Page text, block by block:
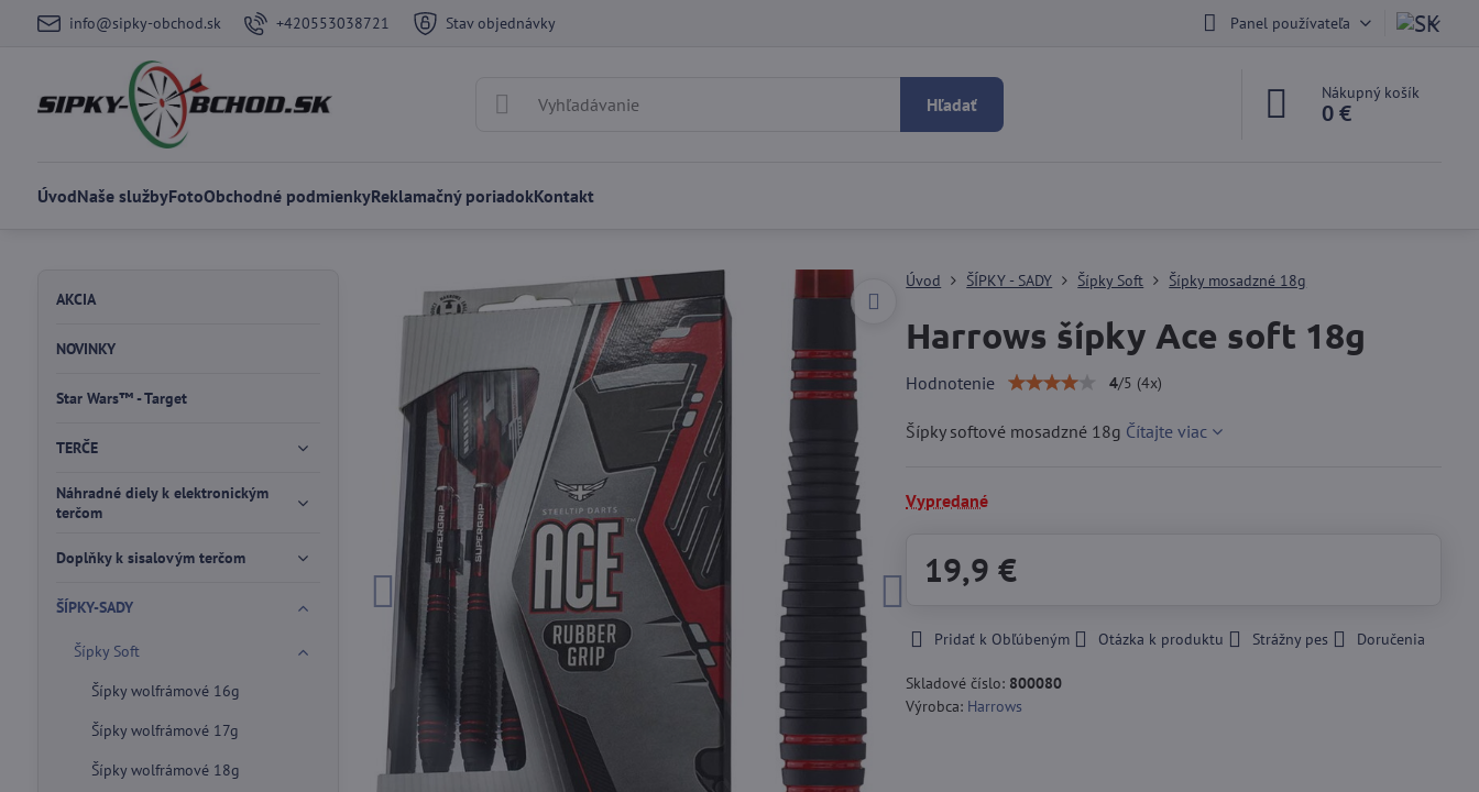
info@sipky-obchod.sk +420553038721 Stav objednávky Panel používateľa
Hľadať
Nákupný košík
0 €
ÚvodNaše službyFotoObchodné podmienkyReklamačný poriadokKontakt
Úvod ŠÍPKY - SADY Šípky Soft Šípky mosadzné 18g
Harrows šípky Ace soft 18g
Hodnotenie 4/5 (4x)
Šípky softové mosadzné 18g Čítajte viac
Vypredané
19,9 €
Pridať k Obľúbeným Otázka k produktu Strážny pes Doručenia
Skladové číslo: 800080
Výrobca: Harrows
AKCIA
NOVINKY
Star Wars™ - Target
TERČE
Náhradné diely k elektronickým
terčom
Doplňky k sisalovým terčom
ŠÍPKY-SADY
Šípky Soft
Šípky wolfrámové 16g
Šípky wolfrámové 17g
Šípky wolfrámové 18g